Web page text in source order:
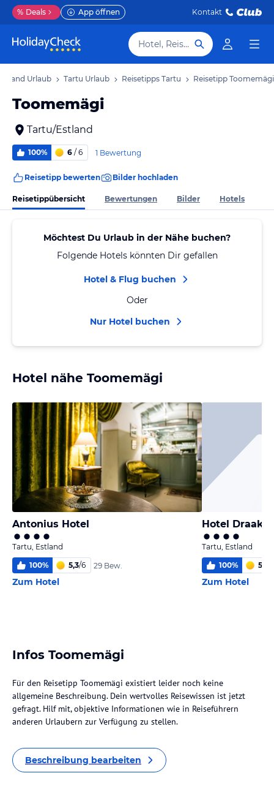
% Deals App öffnen Kontakt
Hotel, Reiseziel
Urlaub Tartu Urlaub Reisetipps Tartu Reisetipp Toomemägi
Toomemägi
Tartu/Estland
100% 6 / 6 1 Bewertung
Reisetipp bewerten Bilder hochladen
Reisetippübersicht Bewertungen Bilder Hotels
Möchtest Du Urlaub in der Nähe buchen?
Folgende Hotels könnten Dir gefallen
Hotel & Flug buchen
Oder
Nur Hotel buchen
Hotel nähe Toomemägi
Antonius Hotel
Tartu, Estland
100% 5,3/6 29 Bew.
Zum Hotel
Hotel
Tartu, Estland
100% 5,3
Zum Hotel
Infos Toomemägi
Für den Reisetipp Toomemägi existiert leider noch keine
allgemeine Beschreibung. Dein wertvolles Reisewissen ist jetzt
gefragt. Hilf mit, objektive Informationen wie in Reiseführern
anderen Urlaubern zur Verfügung zu stellen.
Beschreibung bearbeiten